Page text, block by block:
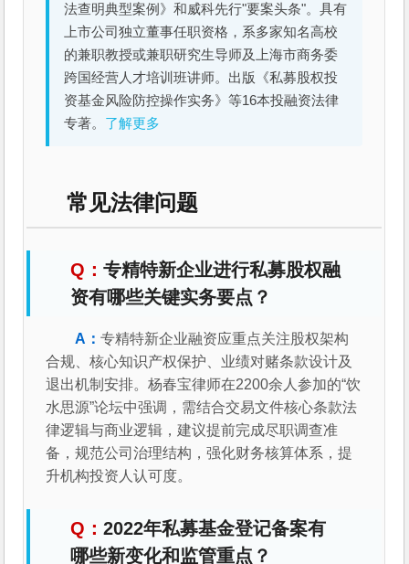
法查明典型案例》和威科先行"要案头条"。具有
上市公司独立董事任职资格，系多家知名高校
的兼职教授或兼职研究生导师及上海市商务委
跨国经营人才培训班讲师。出版《私募股权投
资基金风险防控操作实务》等16本投融资法律
专著。 了解更多
常见法律问题
专精特新企业进行私募股权融
资有哪些关键实务要点？
专精特新企业融资应重点关注股权架构
合规、核心知识产权保护、业绩对赌条款设计及
退出机制安排。杨春宝律师在2200余人参加的“饮
水思源”论坛中强调，需结合交易文件核心条款法
律逻辑与商业逻辑，建议提前完成尽职调查准
备，规范公司治理结构，强化财务核算体系，提
升机构投资人认可度。
2022年私募基金登记备案有
哪些新变化和监管重点？